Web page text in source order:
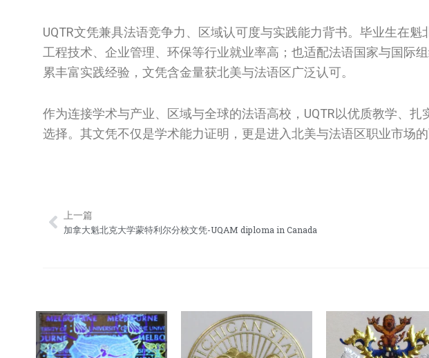
UQTR文凭兼具法语竞争力、区域认可度与实践能力背书。毕业生在魁
工程技术、企业管理、环保等行业就业率高；也适配法语国家与国际
累丰富实践经验，文凭含金量获北美与法语区广泛认可。
作为连接学术与产业、区域与全球的法语高校，UQTR以优质教学、
选择。其文凭不仅是学术能力证明，更是进入北美与法语区职业市场的
Prev
上一篇
加拿大魁北克大学蒙特利尔分校文凭-UQAM diploma in Canada